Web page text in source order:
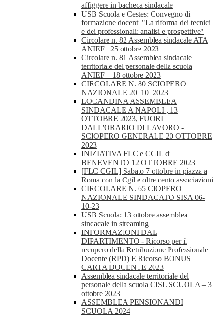
affiggere in bacheca sindacale
USB Scuola e Cestes: Convegno di
formazione docenti "La riforma dei tecnici
e dei professionali: analisi e prospettive"
Circolare n. 82 Assemblea sindacale ATA
ANIEF– 25 ottobre 2023
Circolare n. 81 Assemblea sindacale
territoriale del personale della scuola
ANIEF – 18 ottobre 2023
CIRCOLARE N. 80 SCIOPERO
NAZIONALE 20_10_2023
LOCANDINA ASSEMBLEA
SINDACALE A NAPOLI , 13
OTTOBRE 2023, FUORI
DALL'ORARIO DI LAVORO -
SCIOPERO GENERALE 20 OTTOBRE
2023
INIZIATIVA FLC e CGIL di
BENEVENTO 12 OTTOBRE 2023
[FLC CGIL] Sabato 7 ottobre in piazza a
Roma con la Cgil e oltre cento associazioni
CIRCOLARE N. 65 CIOPERO
NAZIONALE SINDACATO SISA 06-
10-23
USB Scuola: 13 ottobre assemblea
sindacale in streaming
INFORMAZIONI DAL
DIPARTIMENTO - Ricorso per il
recupero della Retribuzione Professionale
Docente (RPD) E Ricorso BONUS
CARTA DOCENTE 2023
Assemblea sindacale territoriale del
personale della scuola CISL SCUOLA – 3
ottobre 2023
ASSEMBLEA PENSIONANDI
SCUOLA 2024